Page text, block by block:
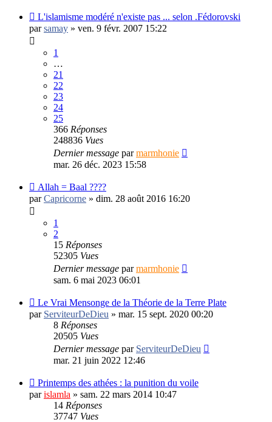
L'islamisme modéré n'existe pas ... selon .Fédorovski
parsamay » ven. 9 févr. 2007 15:22
1
…
21
22
23
24
25
366 Réponses
248836 Vues
Dernier message parmarmhonie
mar. 26 déc. 2023 15:58
Allah = Baal ????
parCapricorne » dim. 28 août 2016 16:20
1
2
15 Réponses
52305 Vues
Dernier message parmarmhonie
sam. 6 mai 2023 06:01
Le Vrai Mensonge de la Théorie de la Terre Plate
par ServiteurDeDieu » mar. 15 sept. 2020 00:20
8 Réponses
20505 Vues
Dernier message par ServiteurDeDieu
mar. 21 juin 2022 12:46
Printemps des athées : la punition du voile
parislamla » sam. 22 mars 2014 10:47
14 Réponses
37747 Vues